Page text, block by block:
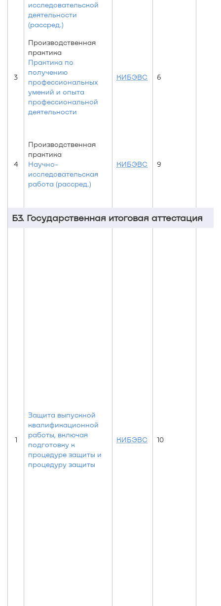
исследовательской
деятельности
(рассред.)
3
Производственная
практика
Практика по
получению
профессиональных
умений и опыта
профессиональной
деятельности
КИБЭВС 6
4
Производственная
практика
Научно-
исследовательская
работа (рассред.)
КИБЭВС 9
Б3. Государственная итоговая аттестация
1
Защита выпускной
квалификационной
работы, включая
подготовку к
процедуре защиты и
процедуру защиты
КИБЭВС 10